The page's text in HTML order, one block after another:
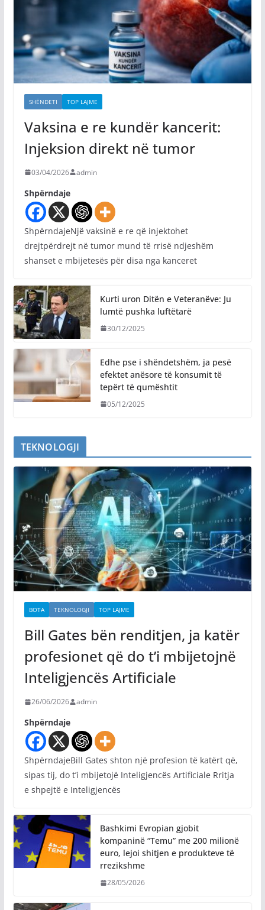
SHËNDETI TOP LAJME
Vaksina e re kundër kancerit:
Injeksion direkt në tumor
03/04/2026 admin
Shpërndaje
ShpërndajeNjë vaksinë e re që injektohet
drejtpërdrejt në tumor mund të rrisë ndjeshëm
shanset e mbijetesës për disa nga kanceret
Kurti uron Ditën e Veteranëve: Ju
lumtë pushka luftëtarë
30/12/2025
Edhe pse i shëndetshëm, ja pesë
efektet anësore të konsumit të
tepërt të qumështit
05/12/2025
TEKNOLOGJI
BOTA TEKNOLOGJI TOP LAJME
Bill Gates bën renditjen, ja katër
profesionet që do t’i mbijetojnë
Inteligjencës Artificiale
26/06/2026 admin
Shpërndaje
ShpërndajeBill Gates shton një profesion të katërt që,
sipas tij, do t’i mbijetojë Inteligjencës Artificiale Rritja
e shpejtë e Inteligjencës
Bashkimi Evropian gjobit
kompaninë “Temu” me 200 milionë
euro, lejoi shitjen e produkteve të
rrezikshme
28/05/2026